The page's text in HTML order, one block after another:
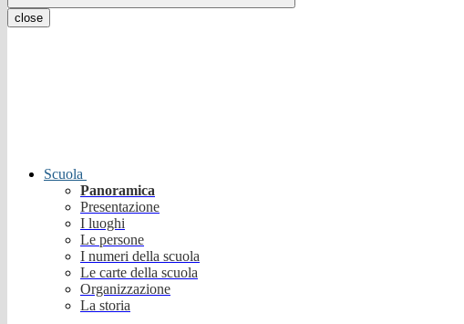
close
Scuola
Panoramica
Presentazione
I luoghi
Le persone
I numeri della scuola
Le carte della scuola
Organizzazione
La storia